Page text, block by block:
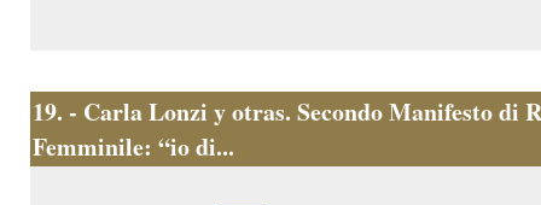
19. - Carla Lonzi y otras. Secondo Manifesto di
Femminile: “io di...